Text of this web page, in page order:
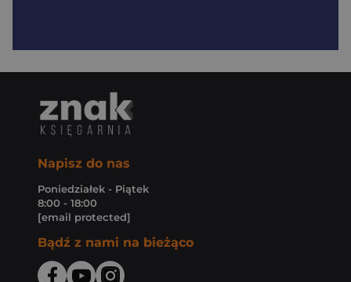
Napisz do nas
Poniedziałek - Piątek
8:00 - 18:00
[email protected]
Bądź z nami na bieżąco